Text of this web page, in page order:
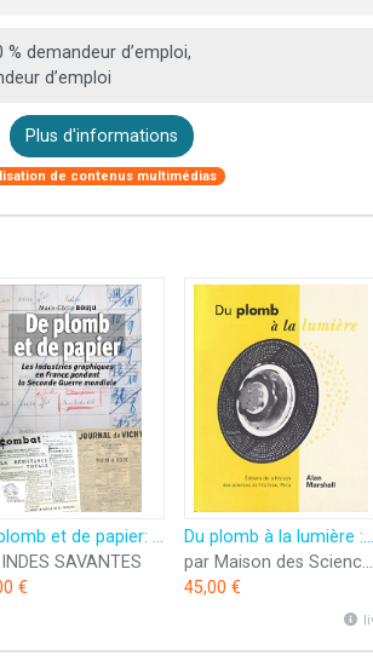
demandeur d’emploi,
d’emploi
Plus d'informations
de contenus multimédias
De plomb et de papier: Les industries graphiques en France pendant la Seconde Guerre mondiale
SAVANTES
€
Du plomb à la lumière : La Lumitype-Photon et la naissance des industries graphiques modernes
par Maison des Sciences de l'Homme
45,00 €